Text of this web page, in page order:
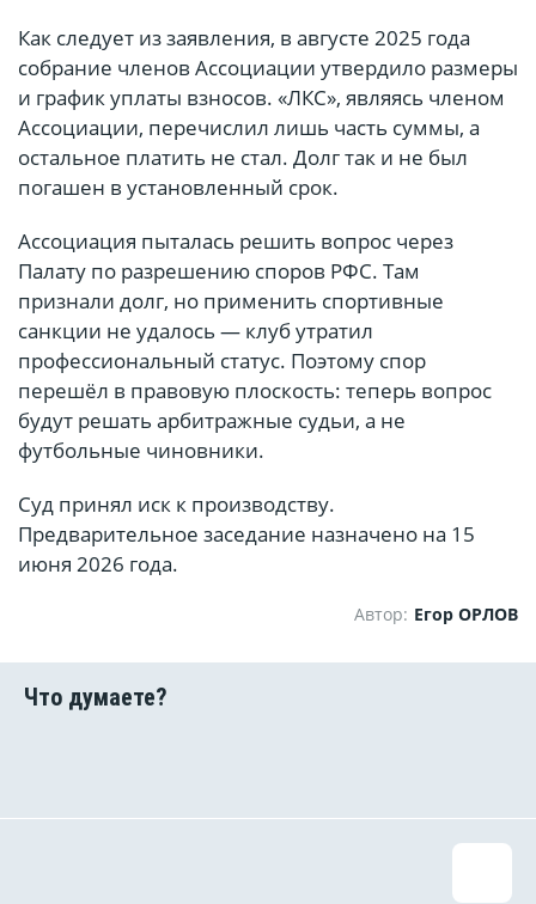
Как следует из заявления, в августе 2025 года
собрание членов Ассоциации утвердило размеры
и график уплаты взносов. «ЛКС», являясь членом
Ассоциации, перечислил лишь часть суммы, а
остальное платить не стал. Долг так и не был
погашен в установленный срок.
Ассоциация пыталась решить вопрос через
Палату по разрешению споров РФС. Там
признали долг, но применить спортивные
санкции не удалось — клуб утратил
профессиональный статус. Поэтому спор
перешёл в правовую плоскость: теперь вопрос
будут решать арбитражные судьи, а не
футбольные чиновники.
Суд принял иск к производству.
Предварительное заседание назначено на 15
июня 2026 года.
Автор: Егор ОРЛОВ